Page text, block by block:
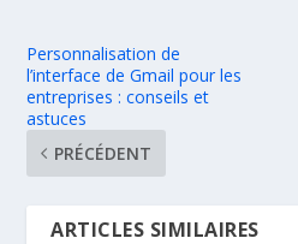
Personnalisation de
l’interface de Gmail pour les
entreprises : conseils et
astuces
PRÉCÉDENT
ARTICLES SIMILAIRES